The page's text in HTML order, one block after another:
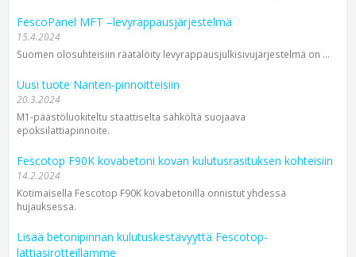
FescoPanel MFT –levyrappausjärjestelmä
15.4.2024
Suomen olosuhteisiin räätälöity levyrappaus­julkisivu­järjestelmä on ...
Uusi tuote Nanten-pinnoitteisiin
20.3.2024
M1-päästöluokiteltu staattiselta sähköltä suojaava
epoksilattiapinnoite.
Fescotop F90K kovabetoni kovan kulutusrasituksen kohteisiin
14.2.2024
Kotimaisella Fescotop F90K kovabetonilla onnistut yhdessä
hujauksessa.
Lisää betonipinnan kulutuskestävyyttä Fescotop-
lattiasirotteillamme